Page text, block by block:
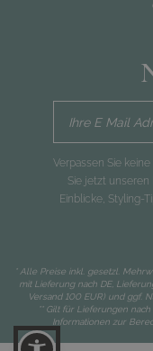
Ihre E Mail
Verpassen Sie
Sie jetzt
Einblicke, Styling-
* Alle Preise inkl. gesetzl.
mit Lieferung nach DE,
Versand 100 EUR) und ggf.
** Gilt für Lieferungen
Informationen zur